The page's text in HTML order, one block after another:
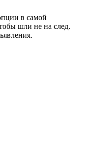
в самой
шли не на след.